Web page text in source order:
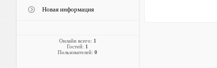
Новая информация
Онлайн всего: 1
Гостей: 1
Пользователей: 0